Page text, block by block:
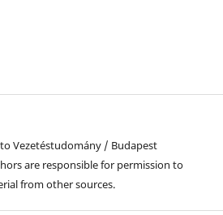
Vezetéstudomány / Budapest
are responsible for permission to
from other sources.